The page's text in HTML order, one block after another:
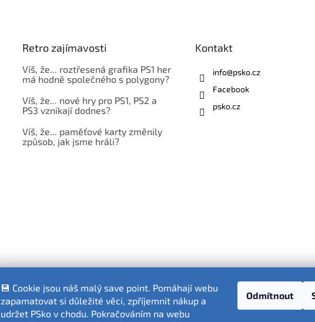
💾 Cookie jsou náš malý save point. Pomáhají webu
zapamatovat si důležité věci, zpříjemnit nákup a
udržet PSko v chodu. Pokračováním na webu
Odmítnout
Retro zajímavosti
Víš, že... roztřesená grafika PS1 her
má hodně společného s polygony?
Víš, že... nové hry pro PS1, PS2 a
PS3 vznikají dodnes?
Víš, že... paměťové karty změnily
způsob, jak jsme hráli?
Kontakt
info@psko.cz
Facebook
psko.cz